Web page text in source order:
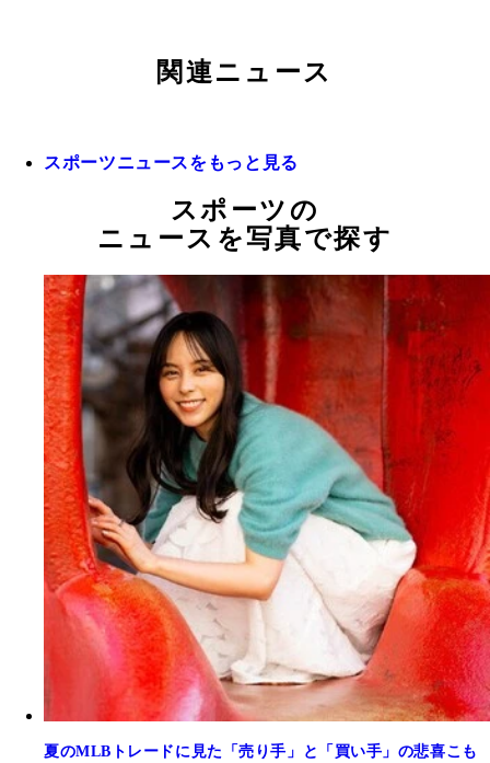
関連ニュース
スポーツニュースをもっと見る
スポーツの
ニュースを写真で探す
夏のMLBトレードに見た「売り手」と「買い手」の悲喜こも